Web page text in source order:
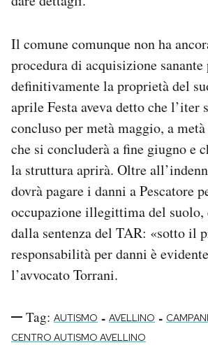
Il comune comunque non ha
procedura di acquisizione sanante
definitivamente la proprietà del
aprile Festa aveva detto che l’iter
concluso per metà maggio, a
che si concluderà a fine giugno e
la struttura aprirà. Oltre
dovrà pagare i danni a Pescatore
occupazione illegittima del suolo,
dalla sentenza del TAR: «sotto il
responsabilità per danni è
l’avvocato Torrani.
Tag: AUTISMO - AVELLINO -
CENTRO AUTISMO AVELLINO